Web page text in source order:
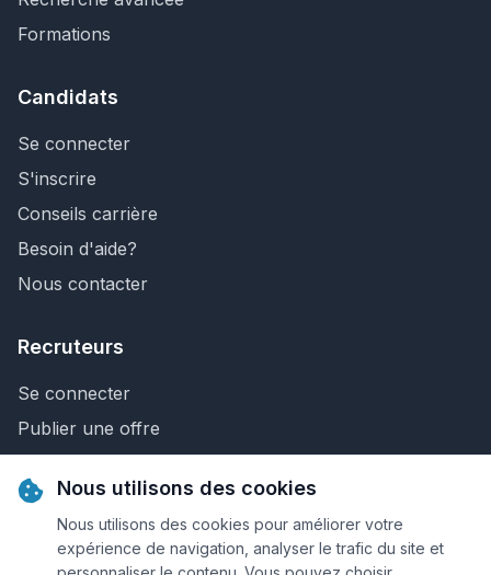
Formations
Candidats
Se connecter
S'inscrire
Conseils carrière
Besoin d'aide?
Nous contacter
Recruteurs
Se connecter
Publier une offre
Nous contacter
Nous utilisons des cookies
Nous utilisons des cookies pour améliorer votre
expérience de navigation, analyser le trafic du site et